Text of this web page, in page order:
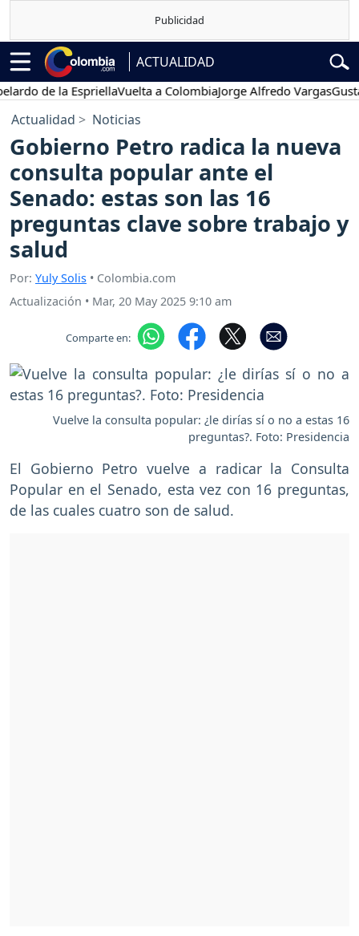
ACTUALIDAD
de la EspriellaVuelta a ColombiaJorge Alfredo VargasGustavo
Actualidad Noticias
Gobierno Petro radica la nueva
consulta popular ante el
Senado: estas son las 16
preguntas clave sobre trabajo y
salud
Por: Yuly Solis • Colombia.com
Actualización • Mar, 20 May 2025 9:10 am
Comparte en:
Vuelve la consulta popular: ¿le dirías sí o no a estas 16
preguntas?. Foto: Presidencia
El Gobierno Petro vuelve a radicar la Consulta
Popular en el Senado, esta vez con 16 preguntas,
de las cuales cuatro son de salud.